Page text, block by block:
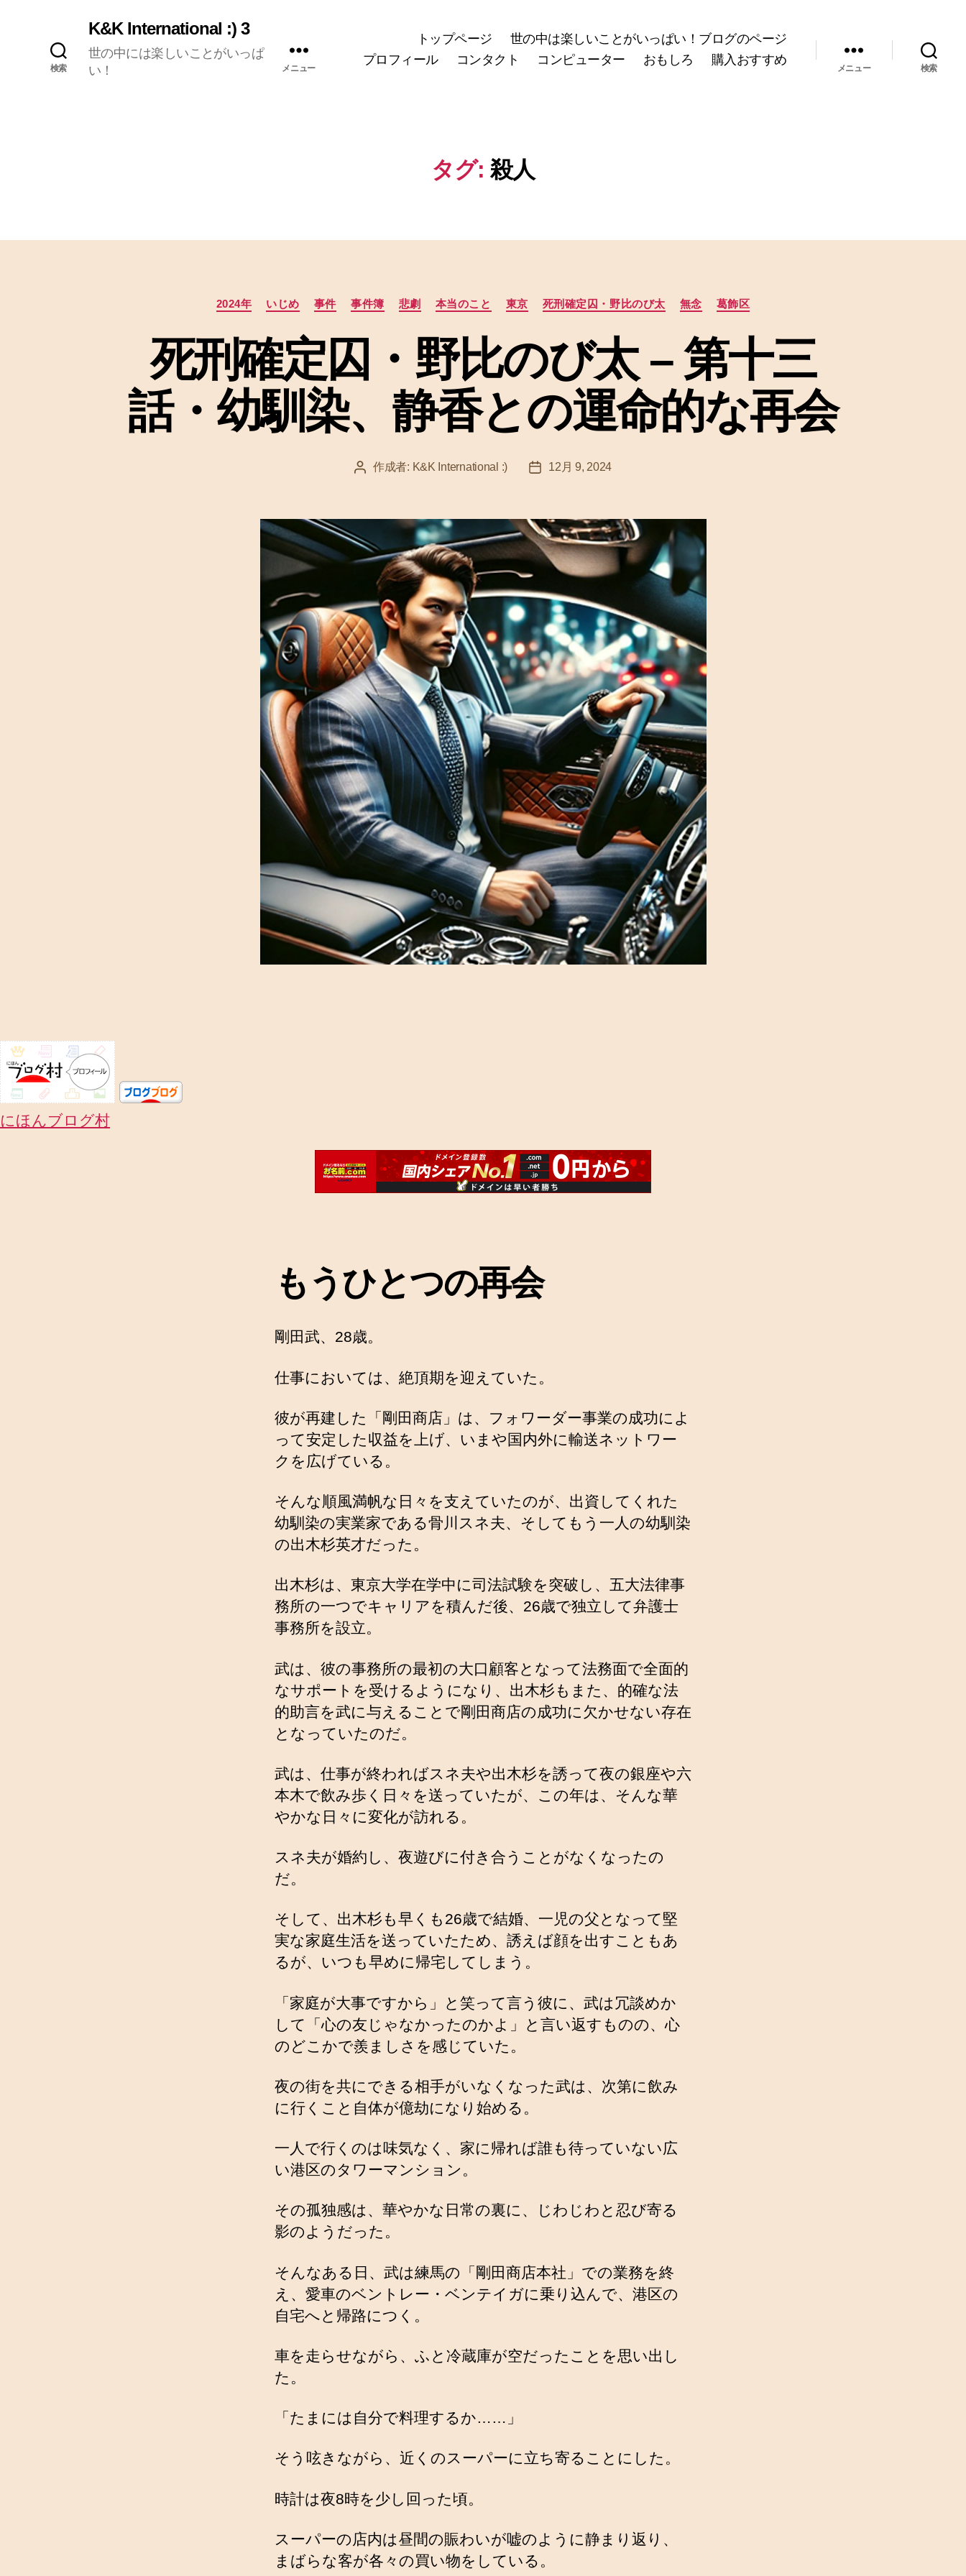
検索
K&K International :) 3
世の中には楽しいことがいっぱ
い！
メニュー
トップページ
世の中は楽しいことがいっぱい！ブログのページ
プロフィール
コンタクト コンピューター おもしろ 購入おすすめ
メニュー 検索
タグ: 殺人
カ
テ
リ
ー
2024年 いじめ 事件 事件簿 悲劇 本当のこと 東京 死刑確定囚・野比のび太 無念 葛飾区
死刑確定囚・野比のび太 – 第十三
話・幼馴染、静香との運命的な再会
投 作成者: K&K International :)
投
12月 9, 2024
にほんブログ村
もうひとつの再会
剛田武、28歳。
仕事においては、絶頂期を迎えていた。
彼が再建した「剛田商店」は、フォワーダー事業の成功によ
って安定した収益を上げ、いまや国内外に輸送ネットワー
クを広げている。
そんな順風満帆な日々を支えていたのが、出資してくれた
幼馴染の実業家である骨川スネ夫、そしてもう一人の幼馴染
の出木杉英才だった。
出木杉は、東京大学在学中に司法試験を突破し、五大法律事
務所の一つでキャリアを積んだ後、26歳で独立して弁護士
事務所を設立。
武は、彼の事務所の最初の大口顧客となって法務面で全面的
なサポートを受けるようになり、出木杉もまた、的確な法
的助言を武に与えることで剛田商店の成功に欠かせない存在
となっていたのだ。
武は、仕事が終わればスネ夫や出木杉を誘って夜の銀座や六
本木で飲み歩く日々を送っていたが、この年は、そんな華
やかな日々に変化が訪れる。
スネ夫が婚約し、夜遊びに付き合うことがなくなったの
だ。
そして、出木杉も早くも26歳で結婚、一児の父となって堅
実な家庭生活を送っていたため、誘えば顔を出すこともあ
るが、いつも早めに帰宅してしまう。
「家庭が大事ですから」と笑って言う彼に、武は冗談めか
して「心の友じゃなかったのかよ」と言い返すものの、心
のどこかで羨ましさを感じていた。
夜の街を共にできる相手がいなくなった武は、次第に飲み
に行くこと自体が億劫になり始める。
一人で行くのは味気なく、家に帰れば誰も待っていない広
い港区のタワーマンション。
その孤独感は、華やかな日常の裏に、じわじわと忍び寄る
影のようだった。
そんなある日、武は練馬の「剛田商店本社」での業務を終
え、愛車のベントレー・ベンテイガに乗り込んで、港区の
自宅へと帰路につく。
車を走らせながら、ふと冷蔵庫が空だったことを思い出し
た。
「たまには自分で料理するか……」
そう呟きながら、近くのスーパーに立ち寄ることにした。
時計は夜8時を少し回った頃。
スーパーの店内は昼間の賑わいが嘘のように静まり返り、
まばらな客が各々の買い物をしている。